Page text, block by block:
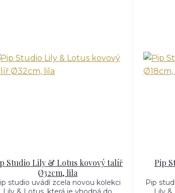
Studio Lily & Lotus kovový talíř
Ø32cm, lila
studio uvádí zcela novou kolekci
Pip
Pip